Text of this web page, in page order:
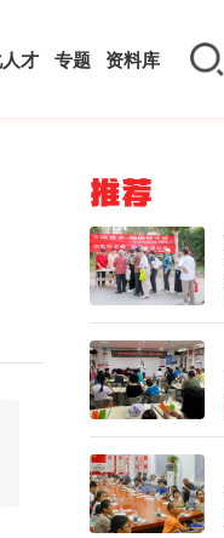
才 专题 资料库
推荐